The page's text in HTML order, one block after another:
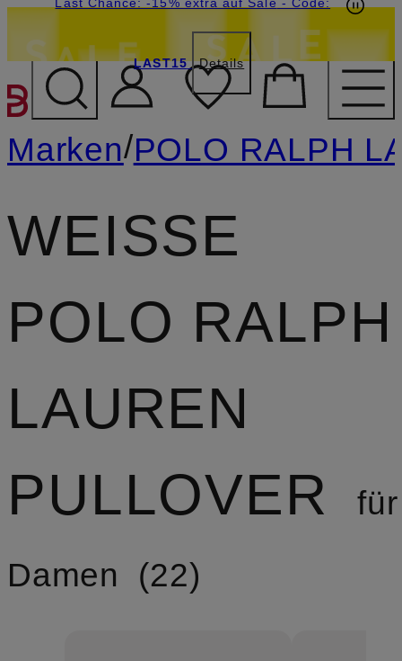
ZUM HAUPTINHALT
LAST15 Details
Marken/POLO RALPH
WEISSE P
OLO RALPH L
AUREN P
ULLOVER
für
Damen
22